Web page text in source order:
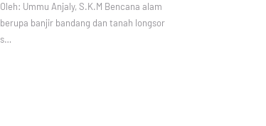
Oleh: Ummu Anjaly, S.K.M Bencana alam
berupa banjir bandang dan tanah longsor
s…